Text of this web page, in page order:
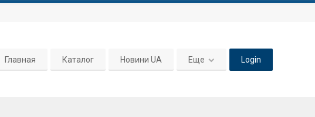
Главная Каталог Новини UA Еще Login